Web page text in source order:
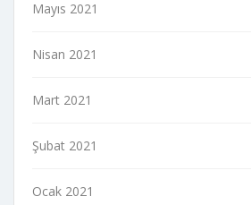
Mayıs 2021
Nisan 2021
Mart 2021
Şubat 2021
Ocak 2021